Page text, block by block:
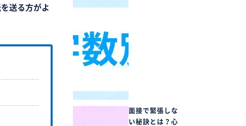
送る方がよ
面接で緊張しな
い秘訣とは？心